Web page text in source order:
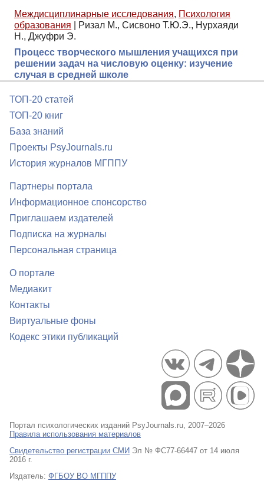
Междисциплинарные исследования, Психология
образования
Ризал М., Сисвоно Т.Ю.Э., Нурхаяди
Н., Джуфри Э.
Процесс творческого мышления учащихся при
решении задач на числовую оценку: изучение
случая в средней школе
ТОП-20 статей
ТОП-20 книг
База знаний
Проекты PsyJournals.ru
История журналов МГППУ
Партнеры портала
Информационное спонсорство
Приглашаем издателей
Подписка на журналы
Персональная страница
О портале
Медиакит
Контакты
Виртуальные фоны
Кодекс этики публикаций
Портал психологических изданий PsyJournals.ru, 2007–2026
Правила использования материалов
Свидетельство регистрации СМИ Эл № ФС77-66447 от 14 июля
2016 г.
Издатель: ФГБОУ ВО МГППУ